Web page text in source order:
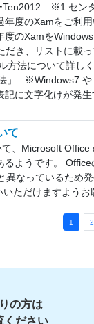
Ten2012 ※1 セ
年度のXamをご利
度のXamを
だき、リストに載
方法について詳し
」 ※Windows7
記に文字化けが発
て
、Microsoft
るようです。
異なっているため
ただけますようお
1 2
の方は
ください